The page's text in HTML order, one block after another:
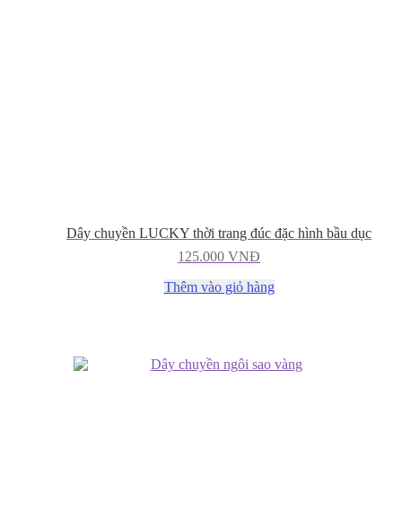
Dây chuyền LUCKY thời trang đúc đặc hình bầu dục
125.000 VNĐ
Thêm vào giỏ hàng